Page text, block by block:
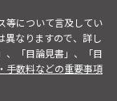
等について言及してい
異なりますので、詳し
、「目論見書」、「目
手数料などの重要事項